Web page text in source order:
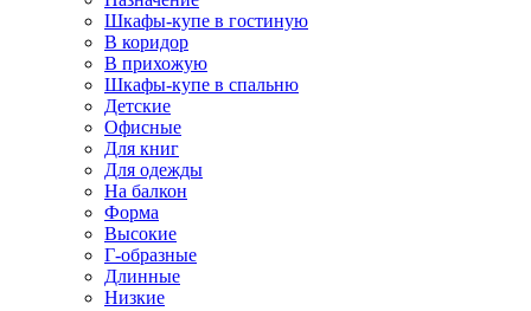
Шкафы-купе в гостиную
В коридор
В прихожую
Шкафы-купе в спальню
Детские
Офисные
Для книг
Для одежды
На балкон
Форма
Высокие
Г-образные
Длинные
Низкие